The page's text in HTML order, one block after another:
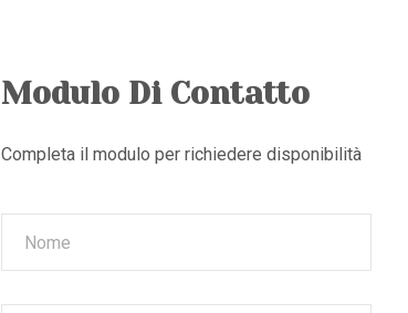
Modulo Di Contatto
Completa il modulo per richiedere disponibilità